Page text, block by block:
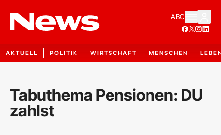
ABO
AKTUELL POLITIK WIRTSCHAFT MENSCHEN
Tabuthema Pensionen: DU
zahlst